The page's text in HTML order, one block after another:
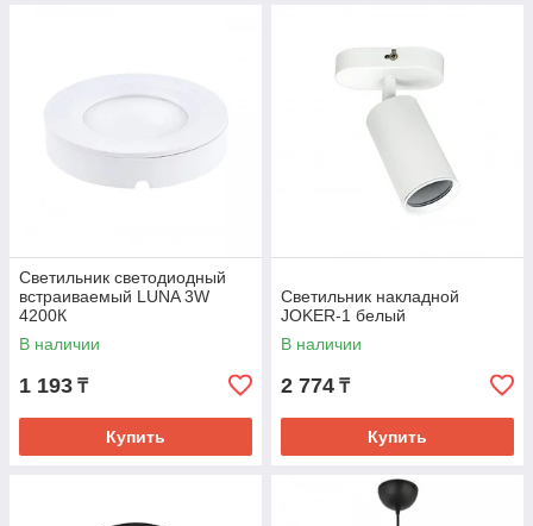
Светильник светодиодный
встраиваемый LUNA 3W
4200К
В наличии
1 193 ₸
Купить
Светильник накладной
JOKER-1 белый
В наличии
2 774 ₸
Купить